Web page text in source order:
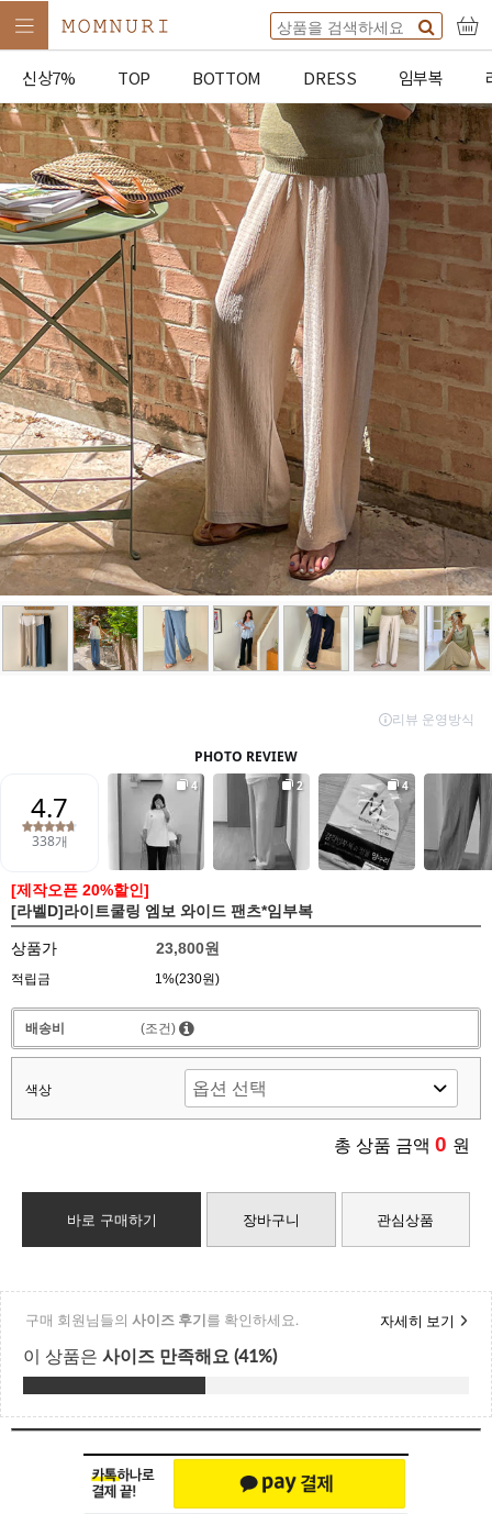
신상7% TOP BOTTOM DRESS 임부복
[제작오픈 20%할인]
[라벨D]라이트쿨링 엠보 와이드 팬츠*임부복
상품가 23,800원
적립금 1%(230원)
배송비 (조건)
색상
총 상품 금액 0 원
바로 구매하기 장바구니 관심상품